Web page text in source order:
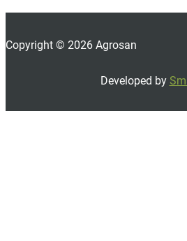
Copyright © 2026 Agrosan
Developed by